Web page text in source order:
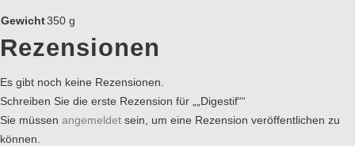
Gewicht350 g
Rezensionen
Es gibt noch keine Rezensionen.
Schreiben Sie die erste Rezension für „„Digestif““
Sie müssen angemeldet sein, um eine Rezension veröffentlichen zu
können.